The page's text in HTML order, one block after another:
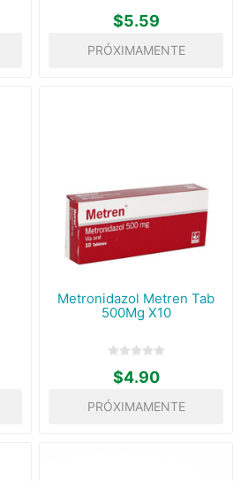
$5.59
PRÓXIMAMENTE
Metronidazol Metren Tab
500Mg X10
$4.90
PRÓXIMAMENTE